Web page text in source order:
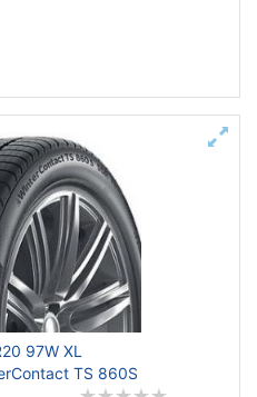
97W XL
TS 860S